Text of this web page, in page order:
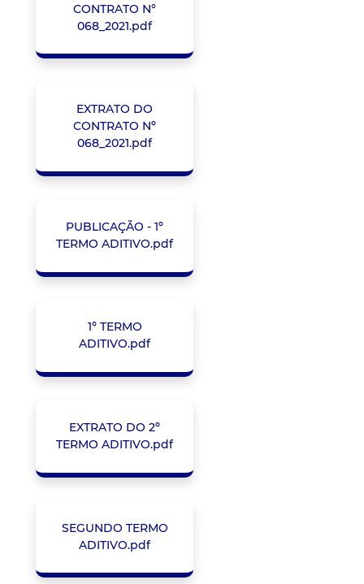
CONTRATO N°
068_2021.pdf
EXTRATO DO
CONTRATO Nº
068_2021.pdf
PUBLICAÇÃO - 1º
TERMO ADITIVO.pdf
1º TERMO
ADITIVO.pdf
EXTRATO DO 2º
TERMO ADITIVO.pdf
SEGUNDO TERMO
ADITIVO.pdf